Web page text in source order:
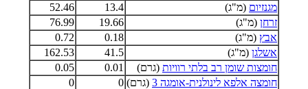
מגנזיום (מ"ג) 13.4
52.46
זרחן (מ"ג) 19.66
76.99
אבץ (מ"ג) 0.18
0.72
אשלגן (מ"ג) 41.5
162.53
חומצות שומן רב בלתי רוויות (גרם) 0.01
0.05
חומצה אלפא לינולנית-אומגה 3
(גרם) 0
0